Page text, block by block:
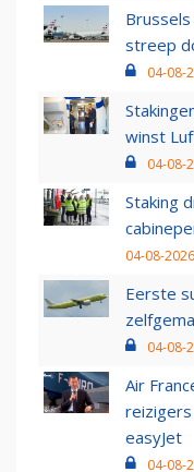
streep
04-08-
winst
04-08-
Staking
04-08-
Eerste
04-08-
Air
reizigers
easyJet
04-08-